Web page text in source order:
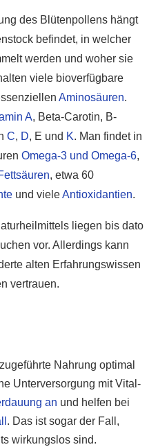
des Blütenpollens hängt
befindet, in welcher
werden und woher sie
viele bioverfügbare
Aminosäuren.
A, Beta-Carotin, B-
C, D, E und K. Man findet in
Omega-3 und Omega-6,
, etwa 60
und vieleAntioxidantien.
liegen bis dato
vor. Allerdings kann
alten Erfahrungswissen
vertrauen.
Nahrung optimal
Unterversorgung mit Vital-
an und helfen bei
. Das ist sogar der Fall,
wirkungslos sind.